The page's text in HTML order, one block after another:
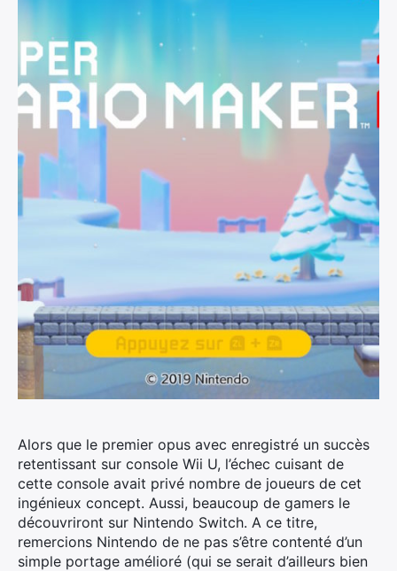
Alors que le premier opus avec enregistré un succès
retentissant sur console Wii U, l’échec cuisant de
cette console avait privé nombre de joueurs de cet
ingénieux concept. Aussi, beaucoup de gamers le
découvriront sur Nintendo Switch. A ce titre,
remercions Nintendo de ne pas s’être contenté d’un
simple portage amélioré (qui se serait d’ailleurs bien